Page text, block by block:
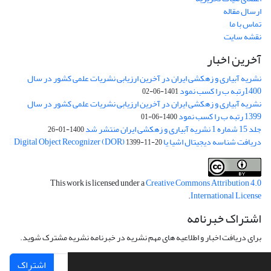
ارسال مقاله
تماس با ما
نقشه سایت
آخرین اخبار
نشریه آبیاری و زهکشی ایران در آخرین ارزیابی نشریات علمی کشور در سال
1400رتبه ب را کسب نمود 1401-06-02
نشریه آبیاری و زهکشی ایران در آخرین ارزیابی نشریات علمی کشور در سال
1399 رتبه ب را کسب نمود 1400-06-01
جلد 15 شماره 1 نشریه آبیاری و زهکشی ایران منتشر شد 1400-01-26
دریافت شناسه دیجیتال اشیا یا Digital Object Recognizer (DOR)1399-11-20
This work is licensed under aCreative Commons Attribution 4.0
International License
.
اشتراک خبرنامه
برای دریافت اخبار و اطلاعیه های مهم نشریه در خبرنامه نشریه مشترک شوید.
اشتراک